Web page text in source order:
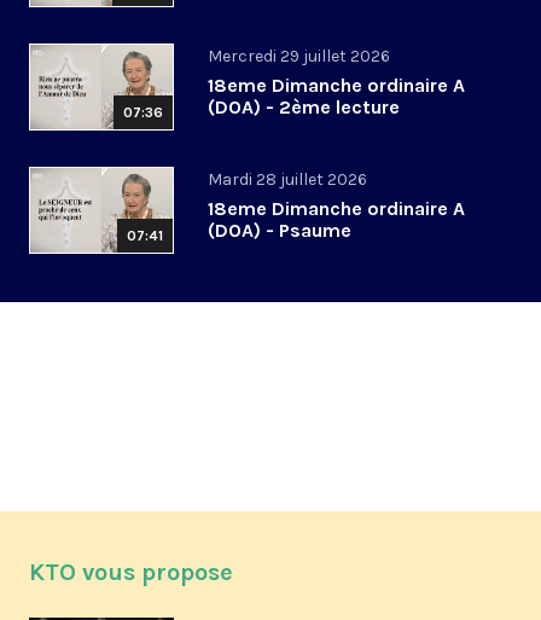
07:36
Mercredi 29 juillet 2026
18eme Dimanche ordinaire A
(DOA) - 2ème lecture
07:41
Mardi 28 juillet 2026
18eme Dimanche ordinaire A
(DOA) - Psaume
KTO vous propose